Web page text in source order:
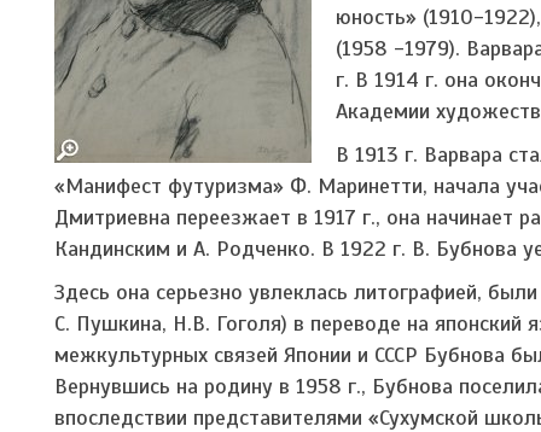
юность» (1910-
(1958 -1979).
г. В 1914 г. она
Академии
В 1913 г. Варвара
«Манифест футуризма» Ф. Маринетти, начала
Дмитриевна переезжает в 1917 г., она начинает
Кандинским и А. Родченко. В 1922 г. В. Бубнова
Здесь она серьезно увлеклась литографией,
С. Пушкина, Н.В. Гоголя) в переводе на японский
межкультурных связей Японии и СССР Бубнова
Вернувшись на родину в 1958 г., Бубнова
впоследствии представителями «Сухумской